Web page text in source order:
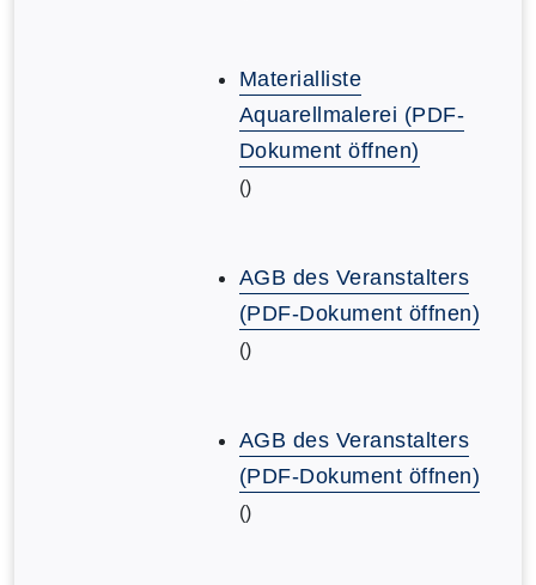
Materialliste
Aquarellmalerei (PDF-
Dokument öffnen)
()
AGB des Veranstalters
(PDF-Dokument öffnen)
()
AGB des Veranstalters
(PDF-Dokument öffnen)
()